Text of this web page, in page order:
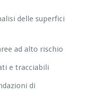
delle superfici
ad alto rischio
e tracciabili
di